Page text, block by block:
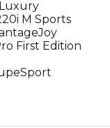
M Sports
Joy
First Edition
Sport